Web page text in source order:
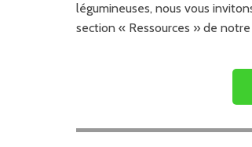
légumineuses, nous vous
section « Ressources » de